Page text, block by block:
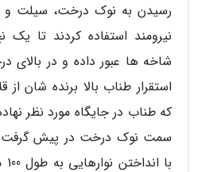
رسیدن به نوک درخت، سیلت و
نیرومند استفاده کردند تا
شاخه ها عبور داده و در بالای
استقرار طناب بالا برنده شان از
که طناب در جایگاه مورد نظر
سمت نوک درخت در پیش